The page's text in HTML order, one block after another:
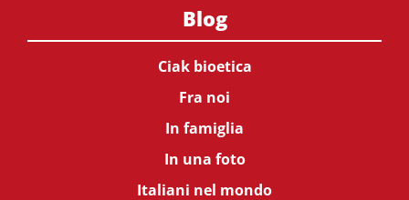
Blog
Ciak bioetica
Fra noi
In famiglia
In una foto
Italiani nel mondo